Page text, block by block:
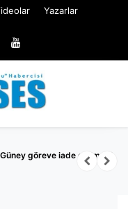
Yazarlar
göreve iade edilmedi